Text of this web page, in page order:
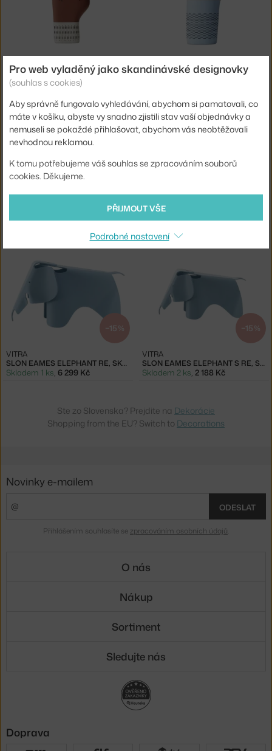
FIGURKA NORMUS, CIHLOVÁ
NORMANN COPENHAGEN
Skladem 4 ks,625 Kč
FIGURKA NORMFRED, MODRÁ
NORMANN COPENHAGEN
WOODEN DOLL, LITTLE DEVIL DEKORACE VITRA FISH
VITRA
−15 %
SLON EAMES ELEPHANT RE, SKY BLUE
VITRA
Skladem 1 ks, 6 299 Kč
−15 %
SLON EAMES ELEPHANT S RE, SKY BLUE
VITRA
Skladem 2 ks, 2 188 Kč
Ste zo Slovenska? Prejdite na Dekorácie
Shopping from the EU? Switch to Decorations
Pro web vyladěný jako skandinávské designovky
(souhlas s cookies)
Aby správně fungovalo vyhledávání, abychom si pamatovali, co
máte v košíku, abyste vy snadno zjistili stav vaší objednávky a
nemuseli se pokaždé přihlašovat, abychom vás neobtěžovali
nevhodnou reklamou.
K tomu potřebujeme váš souhlas se zpracováním souborů
cookies. Děkujeme.
PŘIJMOUT VŠE
Podrobné nastavení
Novinky e-mailem
ODESLAT
Přihlášením souhlasíte se zpracováním osobních údajů
O nás
Nákup
Sortiment
Sledujte nás
Doprava